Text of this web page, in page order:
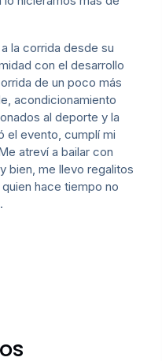
la corrida desde su
con el desarrollo
de un poco más
acondicionamiento
al deporte y la
el evento, cumplí mi
atreví a bailar con
bien, me llevo regalitos
hace tiempo no